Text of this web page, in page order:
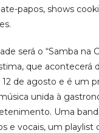
papos, shows
será o “Samba na
que acontecerá
12 de agosto e é um
unida à
Uma
e vocais, um playlist